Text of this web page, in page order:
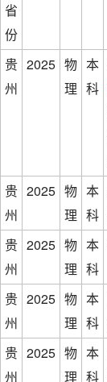
省
份
贵
州
2025 物
理
本
科
贵
州
2025 物
理
本
科
贵
州
2025 物
理
本
科
贵
州
2025 物
理
本
科
贵
州
2025 物
理
本
科